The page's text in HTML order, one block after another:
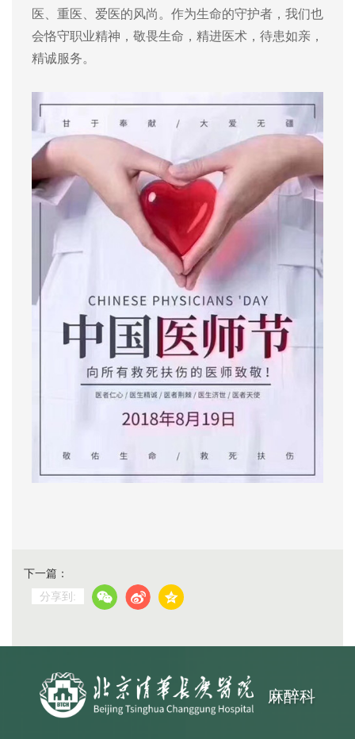
医、重医、爱医的风尚。作为生命的守护者，我们也
会恪守职业精神，敬畏生命，精进医术，待患如亲，
精诚服务。
下一篇：
分享到:
麻醉科